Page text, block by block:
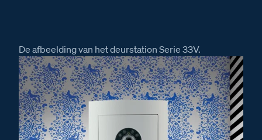
De afbeelding van het deurstation Serie 33V.